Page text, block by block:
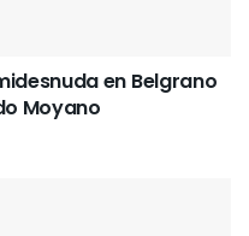
en Belgrano
Moyano